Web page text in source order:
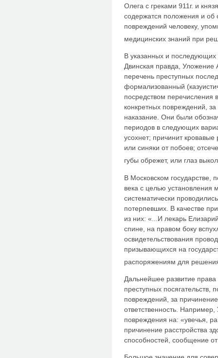
Олега с греками 911г. и
содержатся положения и об
повреждений человеку,
медицинских знаний при
В указанных и последующих
Двинская правда, Уложение
перечень преступных
формализованный
посредством перечисления
конкретных повреждений,
наказание. Они были
периодов в следующих
усохнет; причинит
или синяки от побоев;
губы обрежет, или глаз
В Московском
века с целью установления
систематически
потерпевших. В качестве
из них: «...И лекарь
спине, на правом боку
освидетельствования
призывающихся на
распоряжениям для
Дальнейшее развитие
преступных посягательств,
повреждений, за
ответственность.
повреждения на: «увечья,
причинение расстройства
способностей, сообщение